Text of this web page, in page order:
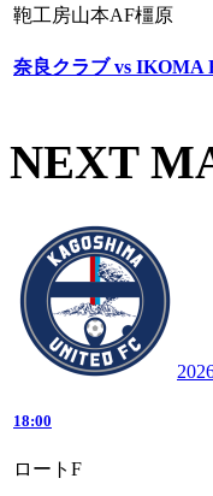
鞄工房山本AF橿原
奈良クラブ vs IKOMA
NEXT
18:00
ロートF